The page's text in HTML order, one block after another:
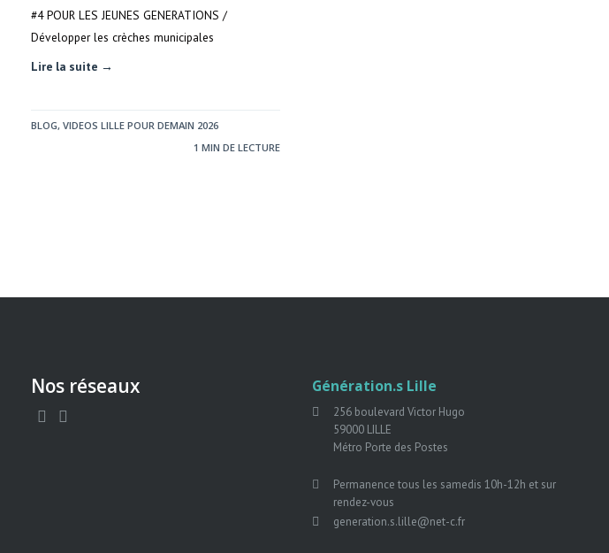
#4 POUR LES JEUNES GENERATIONS /
Développer les crèches municipales
Lire la suite →
BLOG, VIDEOS LILLE POUR DEMAIN 2026
1 MIN DE LECTURE
Nos réseaux Génération.s Lille
256 boulevard Victor Hugo
59000 LILLE
Métro Porte des Postes
Permanence tous les samedis 10h-12h et sur
rendez-vous
generation.s.lille@net-c.fr